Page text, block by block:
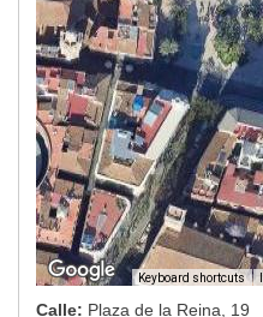
Keyboard shortcuts
Calle: Plaza de la Reina, 19